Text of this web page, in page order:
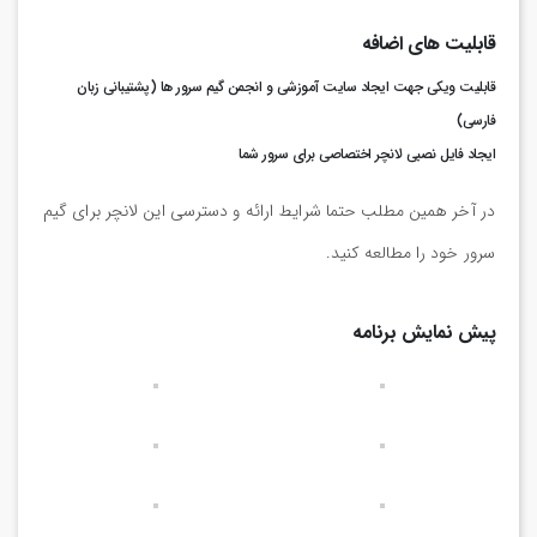
قابلیت های اضافه
قابلیت ویکی جهت ایجاد سایت آموزشی و انجمن گیم سرور ها (پشتیبانی زبان
فارسی)
ایجاد فایل نصبی لانچر اختصاصی برای سرور شما
در آخر همین مطلب حتما شرایط ارائه و دسترسی این لانچر برای گیم
سرور خود را مطالعه کنید.
پیش نمایش برنامه